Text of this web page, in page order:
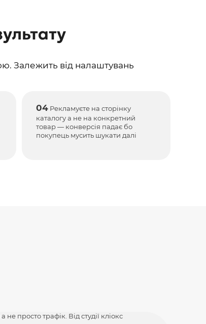
Залежить від налаштувань
04 Рекламуєте на сторінку
каталогу а не на конкретний
товар — конверсія падає бо
покупець мусить шукати далі